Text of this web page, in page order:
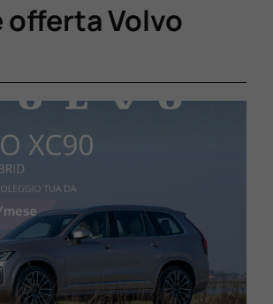
offerta Volvo